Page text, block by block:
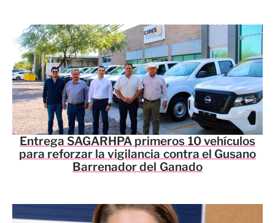
Entrega SAGARHPA primeros 10 vehículos
para reforzar la vigilancia contra el Gusano
Barrenador del Ganado